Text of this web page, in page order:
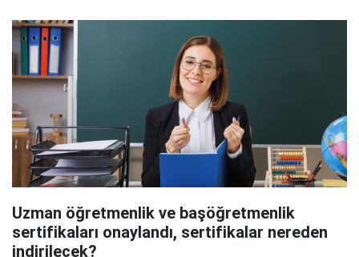
Uzman öğretmenlik ve başöğretmenlik
sertifikaları onaylandı, sertifikalar nereden
indirilecek?